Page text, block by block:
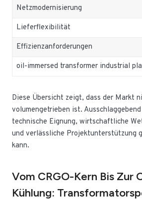
Netzmodernisierung
Lieferflexibilität
Effizienzanforderungen
oil-immersed transformer industrial
Diese Übersicht zeigt, dass der Markt
volumengetrieben ist.
technische Eignung, wirtschaftliche
und verlässliche Projektunterstützung
kann.
Vom CRGO-Kern Bis Zur
Kühlung: